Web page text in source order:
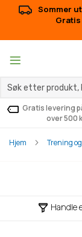
Sommer
Gratis levering
over 500
Hjem Trening
Handle